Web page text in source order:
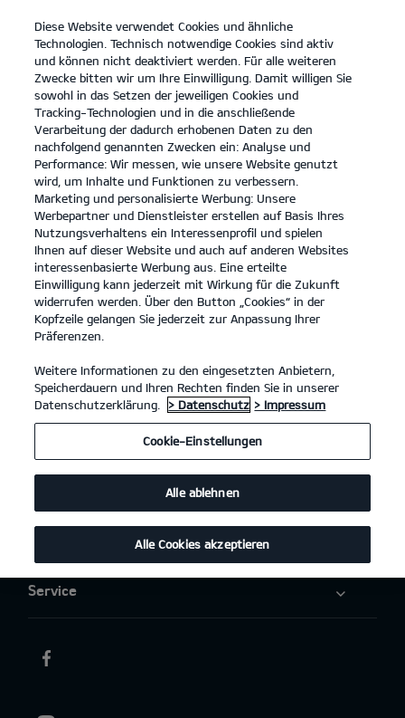
open
menu
KONTAKT
AKTUELLER FAHRZEUGBESTAND
Modelle
Business
Angebote
Elektromobilität
Aktuelles
Service
Diese Website verwendet Cookies und ähnliche
Technologien. Technisch notwendige Cookies sind aktiv
und können nicht deaktiviert werden. Für alle weiteren
Zwecke bitten wir um Ihre Einwilligung. Damit willigen Sie
sowohl in das Setzen der jeweiligen Cookies und
Tracking-Technologien und in die anschließende
Verarbeitung der dadurch erhobenen Daten zu den
nachfolgend genannten Zwecken ein: Analyse und
Performance: Wir messen, wie unsere Website genutzt
wird, um Inhalte und Funktionen zu verbessern.
Marketing und personalisierte Werbung: Unsere
Werbepartner und Dienstleister erstellen auf Basis Ihres
Nutzungsverhaltens ein Interessenprofil und spielen
Ihnen auf dieser Website und auch auf anderen Websites
interessenbasierte Werbung aus. Eine erteilte
Einwilligung kann jederzeit mit Wirkung für die Zukunft
widerrufen werden. Über den Button „Cookies“ in der
Kopfzeile gelangen Sie jederzeit zur Anpassung Ihrer
Präferenzen.
Weitere Informationen zu den eingesetzten Anbietern,
Speicherdauern und Ihren Rechten finden Sie in unserer
Datenschutzerklärung.
> Datenschutz > Impressum
Cookie-Einstellungen
Alle ablehnen
Alle Cookies akzeptieren